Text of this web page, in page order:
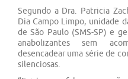
Segundo a Dra. Patricia
Dia Campo Limpo, unidade
de São Paulo (SMS-SP) e
anabolizantes sem
desencadear uma série de
silenciosas.